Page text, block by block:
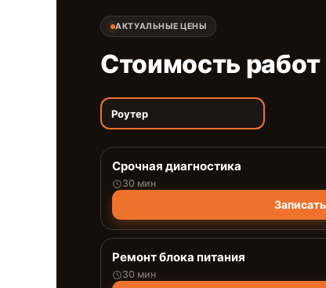
АКТУАЛЬНЫЕ ЦЕНЫ
Стоимость работ
Роутер
Срочная диагностика
30 мин
Ремонт блока питания
30 мин